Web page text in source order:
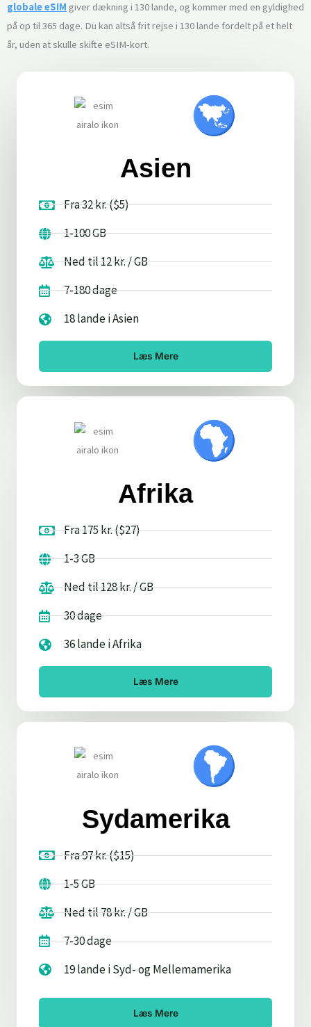
globale eSIM giver dækning i 130 lande, og kommer med en gyldighed
på op til 365 dage. Du kan altså frit rejse i 130 lande fordelt på et helt
år, uden at skulle skifte eSIM-kort.
Asien
Fra 32 kr. ($5)
1-100 GB
Ned til 12 kr. / GB
7-180 dage
18 lande i Asien
Læs Mere
Afrika
Fra 175 kr. ($27)
1-3 GB
Ned til 128 kr. / GB
30 dage
36 lande i Afrika
Læs Mere
Sydamerika
Fra 97 kr. ($15)
1-5 GB
Ned til 78 kr. / GB
7-30 dage
19 lande i Syd- og Mellemamerika
Læs Mere